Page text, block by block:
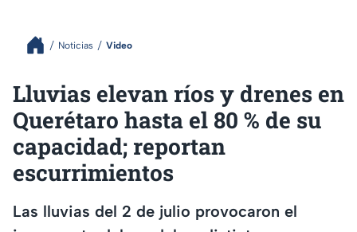
Noticias Video
Lluvias elevan ríos y drenes en
Querétaro hasta el 80 % de su
capacidad; reportan
escurrimientos
Las lluvias del 2 de julio provocaron el